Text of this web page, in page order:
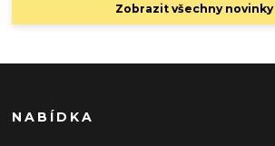
Zobrazit všechny novinky
NABÍDKA